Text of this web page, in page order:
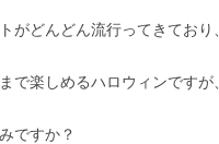
がどんどん流行ってきてお
で楽しめるハロウィンですが
ですか？